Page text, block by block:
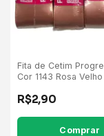
Fita de Cetim
Cor 1143 Rosa
R$2,90
Comprar